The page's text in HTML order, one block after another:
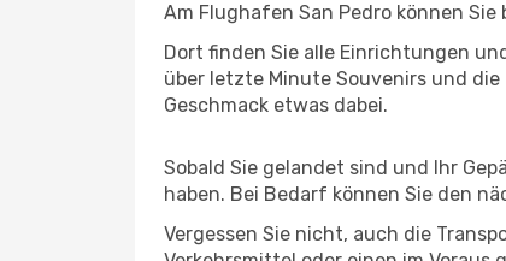
Am Flughafen San Pedro können
Dort finden Sie alle Einrichtungen
über letzte Minute Souvenirs und
Geschmack etwas dabei.
Sobald Sie gelandet sind und Ihr
haben. Bei Bedarf können Sie den
Vergessen Sie nicht, auch die